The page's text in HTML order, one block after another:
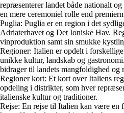
repræsenterer landet både nationalt
en mere ceremoniel rolle end
Puglia: Puglia er en region i det
Adriaterhavet og Det Ioniske Hav.
vinproduktion samt sin smukke
Regioner: Italien er opdelt i
unikke kultur, landskab og
bidrager til landets mangfoldighed og
Regioner kort: Et kort over Italiens
opdeling i distrikter, som hver
italienske kultur og traditioner.
Rejse: En rejse til Italien kan være en